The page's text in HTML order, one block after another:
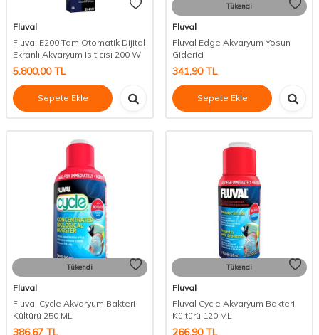
Fluval
Fluval E200 Tam Otomatik Dijital
Ekranlı Akvaryum Isıtıcısı 200 W
5.800,00TL
Sepete Ekle
Tükendi
Fluval
Fluval Edge Akvaryum Yosun
Giderici
341,90TL
Sepete Ekle
Tükendi
Fluval
Fluval Cycle Akvaryum Bakteri
Kültürü 250 ML
386,67 TL
Tükendi
Fluval
Fluval Cycle Akvaryum Bakteri
Kültürü 120 ML
266,90TL